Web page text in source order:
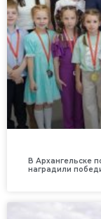
В Архангельске
наградили